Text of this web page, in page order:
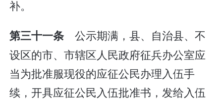
补。
第三十一条 公示期满，县、自治县、不
设区的市、市辖区人民政府征兵办公室应
当为批准服现役的应征公民办理入伍手
续，开具应征公民入伍批准书，发给入伍